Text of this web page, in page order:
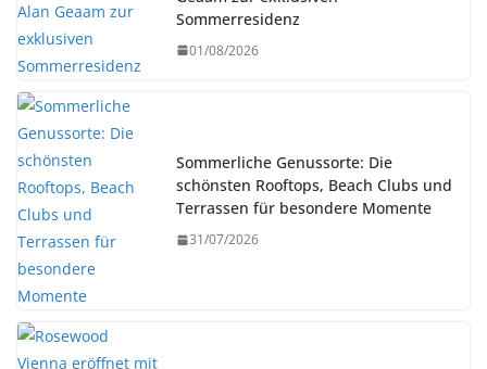
Sommerresidenz
01/08/2026
Sommerliche Genussorte: Die
schönsten Rooftops, Beach Clubs und
Terrassen für besondere Momente
31/07/2026